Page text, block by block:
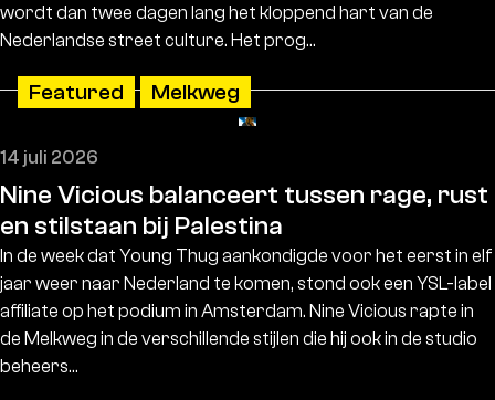
wordt dan twee dagen lang het kloppend hart van de
Nederlandse street culture. Het prog…
14 juli 2026
Featured Melkweg
Nine Vicious balanceert tussen rage, rust
en stilstaan bij Palestina
In de week dat Young Thug aankondigde voor het eerst in elf
jaar weer naar Nederland te komen, stond ook een YSL-label
affiliate op het podium in Amsterdam. Nine Vicious rapte in
de Melkweg in de verschillende stijlen die hij ook in de studio
beheers…